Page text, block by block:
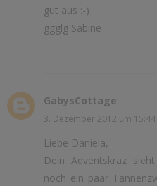
gut aus :-)
ggglg Sabine
GabysCottage
3. Dezember 2012 um 15:44
Liebe Daniela,
Dein Adventskraz
noch ein paar